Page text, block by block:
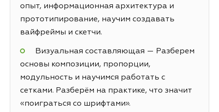
опыт, информационная архитектура и
прототипирование, научим создавать
вайфреймы и скетчи.
Визуальная составляющая — Разберем
основы композиции, пропорции,
модульность и научимся работать с
сетками. Разберём на практике, что значит
«поиграться со шрифтами».